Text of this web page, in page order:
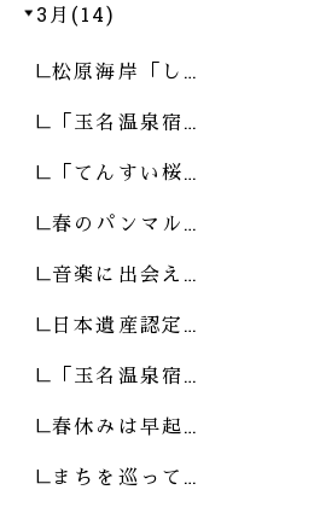
3月(14)
松原海岸「し…
「玉名温泉宿…
「てんすい桜…
春のパンマル…
音楽に出会え…
日本遺産認定…
「玉名温泉宿…
春休みは早起…
まちを巡って…